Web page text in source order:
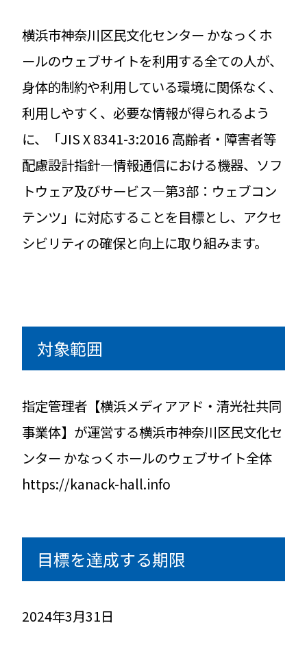
横浜市神奈川区民文化センター かなっくホ
ールのウェブサイトを利用する全ての人が、
身体的制約や利用している環境に関係なく、
利用しやすく、必要な情報が得られるよう
に、「JIS X 8341-3:2016 高齢者・障害者等
配慮設計指針―情報通信における機器、ソフ
トウェア及びサービス―第3部：ウェブコン
テンツ」に対応することを目標とし、アクセ
シビリティの確保と向上に取り組みます。
対象範囲
指定管理者【横浜メディアアド・清光社共同
事業体】が運営する横浜市神奈川区民文化セ
ンター かなっくホールのウェブサイト全体
https://kanack-hall.info
目標を達成する期限
2024年3月31日